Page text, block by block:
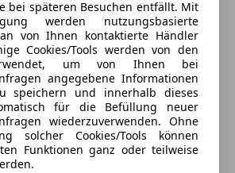
bei späteren Besuchen entfällt. Mit
werden nutzungsbasierte
von Ihnen kontaktierte Händler
Cookies/Tools werden von den
um von Ihnen bei
angegebene Informationen
speichern und innerhalb dieses
für die Befüllung neuer
wiederzuverwenden. Ohne
solcher Cookies/Tools können
Funktionen ganz oder teilweise